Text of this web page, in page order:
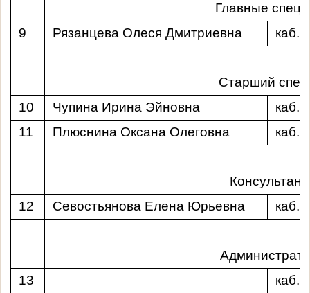
Главные
9
Рязанцева Олеся Дмитриевна
Старший
10
Чупина Ирина Эйновна
каб.
11
Плюснина Оксана Олеговна каб.
12
Севостьянова Елена Юрьевна каб.
13
каб.